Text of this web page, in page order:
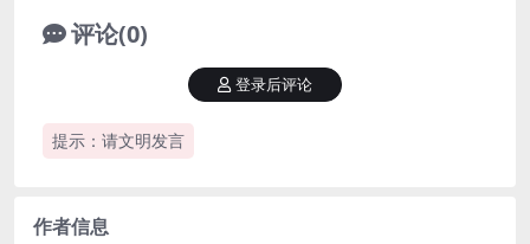
评论(0)
提示：请文明发言
登录后评论
作者信息